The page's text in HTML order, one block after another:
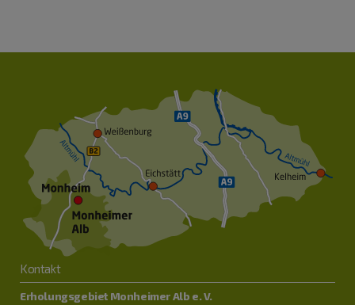
Kontakt
Erholungsgebiet Monheimer Alb e. V.